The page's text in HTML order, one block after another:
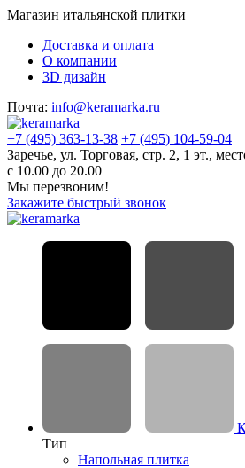
Магазин итальянской плитки
Доставка и оплата
О компании
3D дизайн
Почта: info@keramarka.ru
+7 (495) 363-13-38 +7 (495) 104-59-04
Заречье, ул. Торговая, стр. 2, 1 эт.,
с 10.00 до 20.00
Мы перезвоним!
Закажите быстрый звонок
Тип
Напольная плитка